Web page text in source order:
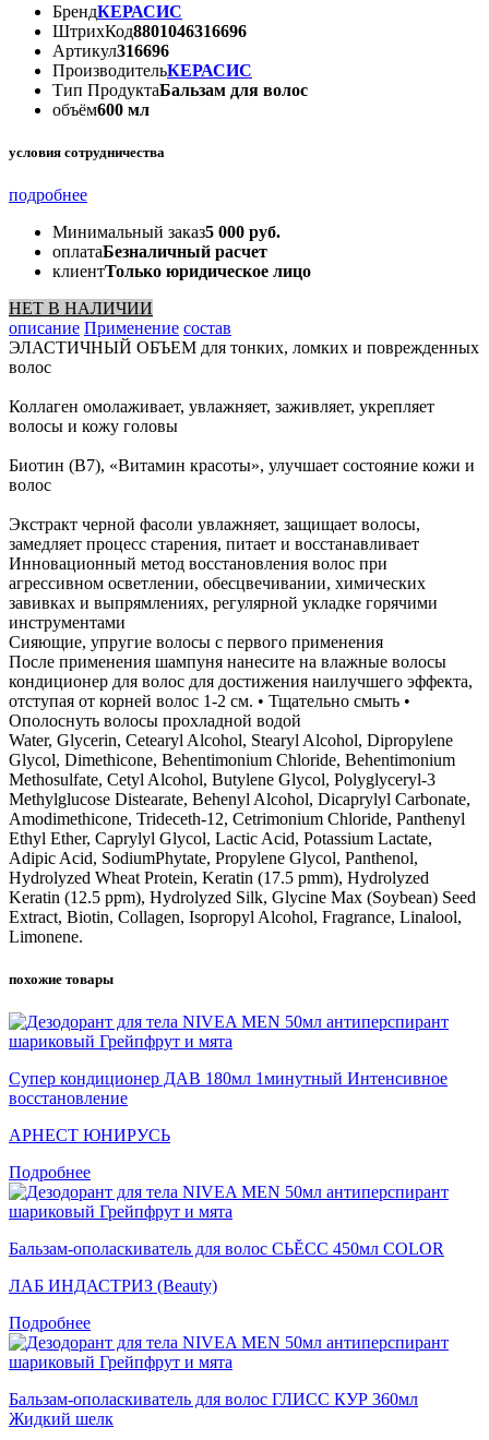
БрендКЕРАСИС
ШтрихКод8801046316696
Артикул316696
ПроизводительКЕРАСИС
Тип ПродуктаБальзам для волос
объём600 мл
условия сотрудничества
подробнее
Минимальный заказ5 000 руб.
оплатаБезналичный расчет
клиентТолько юридическое лицо
НЕТ В НАЛИЧИИ
описание Применение состав
ЭЛАСТИЧНЫЙ ОБЪЕМ для тонких, ломких и поврежденных
волос
Коллаген омолаживает, увлажняет, заживляет, укрепляет
волосы и кожу головы
Биотин (B7), «Витамин красоты», улучшает состояние кожи и
волос
Экстракт черной фасоли увлажняет, защищает волосы,
замедляет процесс старения, питает и восстанавливает
Инновационный метод восстановления волос при
агрессивном осветлении, обесцвечивании, химических
завивках и выпрямлениях, регулярной укладке горячими
инструментами
Сияющие, упругие волосы с первого применения
После применения шампуня нанесите на влажные волосы
кондиционер для волос для достижения наилучшего эффекта,
отступая от корней волос 1-2 см. • Тщательно смыть •
Ополоснуть волосы прохладной водой
Water, Glycerin, Cetearyl Alcohol, Stearyl Alcohol, Dipropylene
Glycol, Dimethicone, Behentimonium Chloride, Behentimonium
Methosulfate, Cetyl Alcohol, Butylene Glycol, Polyglyceryl-3
Methylglucose Distearate, Behenyl Alcohol, Dicaprylyl Carbonate,
Amodimethicone, Trideceth-12, Cetrimonium Chloride, Panthenyl
Ethyl Ether, Caprylyl Glycol, Lactic Acid, Potassium Lactate,
Adipic Acid, SodiumPhytate, Propylene Glycol, Panthenol,
Hydrolyzed Wheat Protein, Keratin (17.5 pmm), Hydrolyzed
Keratin (12.5 ppm), Hydrolyzed Silk, Glycine Max (Soybean) Seed
Extract, Biotin, Collagen, Isopropyl Alcohol, Fragrance, Linalool,
Limonene.
похожие товары
Супер кондиционер ДАВ 180мл 1минутный Интенсивное
восстановление
АРНЕСТ ЮНИРУСЬ
Подробнее
Бальзам-ополаскиватель для волос СЬĔСС 450мл COLOR
ЛАБ ИНДАСТРИЗ (Beauty)
Подробнее
Бальзам-ополаскиватель для волос ГЛИСС КУР 360мл
Жидкий шелк